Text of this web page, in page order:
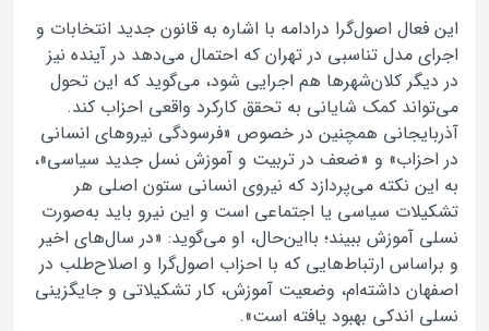
این فعال اصول‌گرا در‌ادامه با اشاره به قانون جدید انتخابات و
اجرای مدل تناسبی در تهران که احتمال می‌دهد در آینده نیز
در دیگر کلان‌شهرها هم اجرایی شود، می‌گوید که این تحول
می‌تواند کمک شایانی به تحقق کارکرد واقعی احزاب کند.
آذربایجانی همچنین در خصوص «فرسودگی نیروهای انسانی
در احزاب» و «ضعف در تربیت و آموزش نسل جدید سیاسی»،
به این نکته می‌پردازد که نیروی انسانی ستون اصلی هر
تشکیلات سیاسی یا اجتماعی است و این نیرو باید به‌صورت
نسلی آموزش ببیند؛ بااین‌حال، او می‌گوید: «در سال‌های اخیر
و براساس ارتباط‌هایی که با احزاب اصول‌گرا و اصلاح‌طلب در
اصفهان داشته‌ام، وضعیت آموزش، کار تشکیلاتی و جایگزینی
نسلی اندکی بهبود یافته است».